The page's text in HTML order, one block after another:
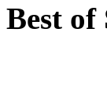
Best of